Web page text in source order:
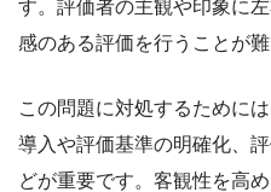
す。評価者の主観や印象に
感のある評価を行うことが難
この問題に対処するために
導入や評価基準の明確化、
どが重要です。客観性を高